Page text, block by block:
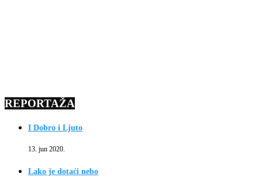
REPORTAŽA
I Dobro i Ljuto
13. jun 2020.
Lako je dotaći nebo